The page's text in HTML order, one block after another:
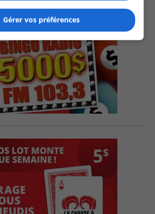
Gérer vos préférences